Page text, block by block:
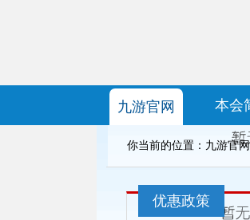
九游官网 本会
你当前的位置： 九游官网
优惠政策